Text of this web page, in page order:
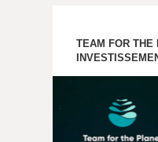
TEAM FOR THE